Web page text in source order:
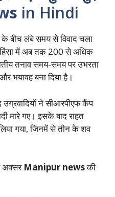
in Hindi
बीच लंबे समय से विवाद चला
में अब तक 200 से अधिक
तनाव समय-समय पर उभरता
भयावह बना दिया है।
उग्रवादियों ने सीआरपीएफ कैंप
मारे गए। इसके बाद राहत
गया, जिनमें से तीन के शव
अक्सर Manipur newsकी